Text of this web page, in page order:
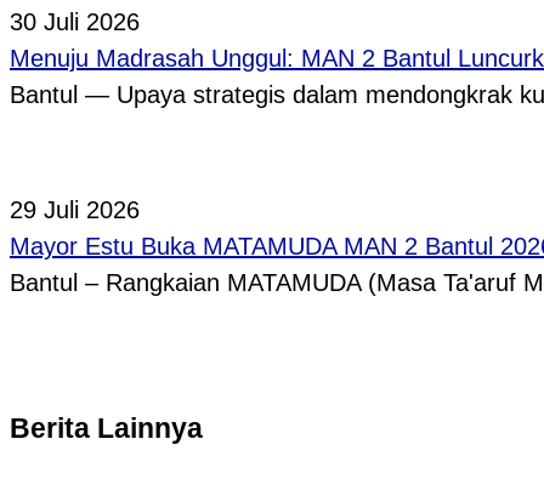
30 Juli 2026
Menuju Madrasah Unggul: MAN 2 Bantul
Bantul — Upaya strategis dalam mendongkrak
29 Juli 2026
Mayor Estu Buka MATAMUDA MAN 2 Bantul
Bantul – Rangkaian MATAMUDA (Masa Ta'aruf
Berita Lainnya